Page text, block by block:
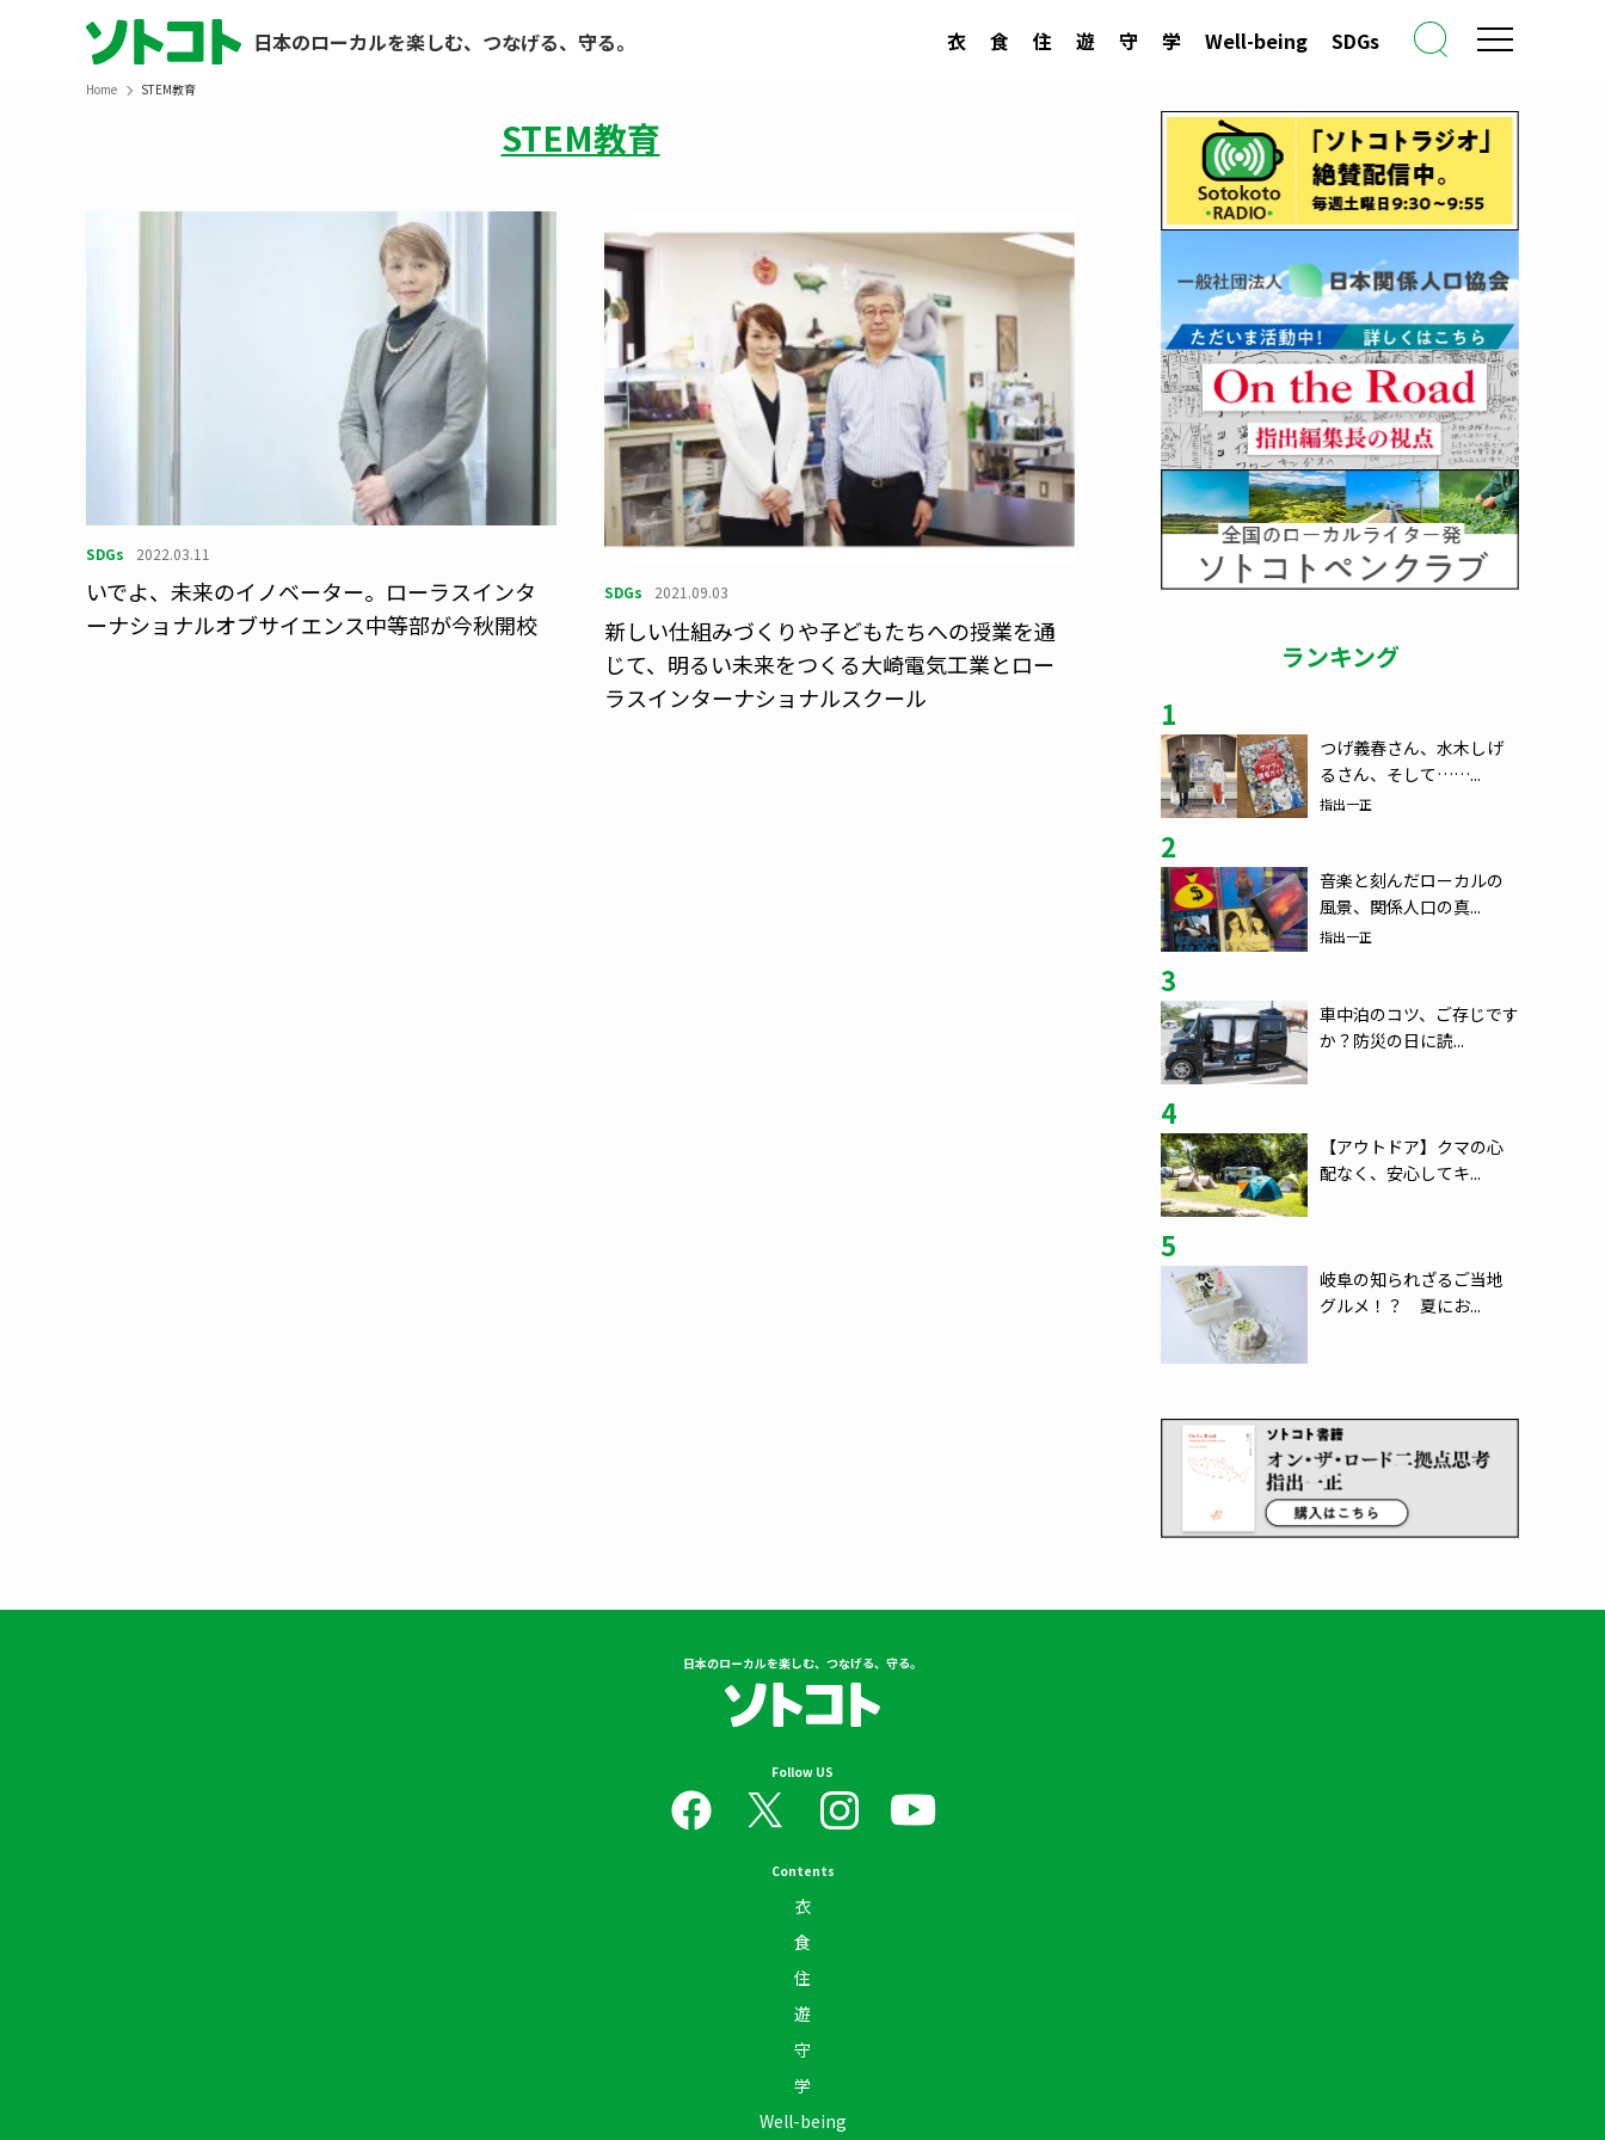
日本のローカルを楽しむ、つなげる、守る。 衣 食 住 遊 守 学 Well-being SDGs
Home STEM教育
STEM教育
SDGs 2022.03.11
いでよ、未来のイノベーター。ローラスインタ
ーナショナルオブサイエンス中等部が今秋開校
SDGs 2021.09.03
新しい仕組みづくりや子どもたちへの授業を通
じて、明るい未来をつくる大崎電気工業とロー
ラスインターナショナルスクール
ランキング
1
つげ義春さん、水木しげ
るさん、そして……...
指出一正
2
音楽と刻んだローカルの
風景、関係人口の真...
指出一正
3
車中泊のコツ、ご存じです
か？防災の日に読...
4
【アウトドア】クマの心
配なく、安心してキ...
5
岐阜の知られざるご当地
グルメ！？ 夏にお...
日本のローカルを楽しむ、つなげる、守る。
Follow US
Contents
衣
食
住
遊
守
学
Well-being